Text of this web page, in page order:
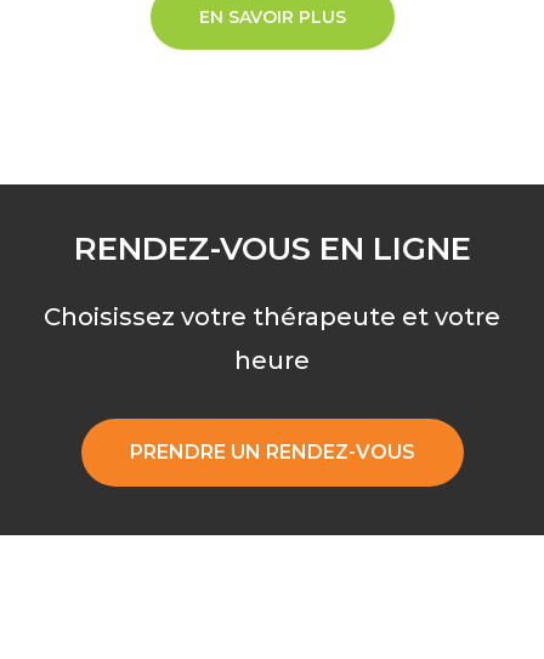
EN SAVOIR PLUS
RENDEZ-VOUS EN LIGNE
Choisissez votre thérapeute et votre
heure
PRENDRE UN RENDEZ-VOUS